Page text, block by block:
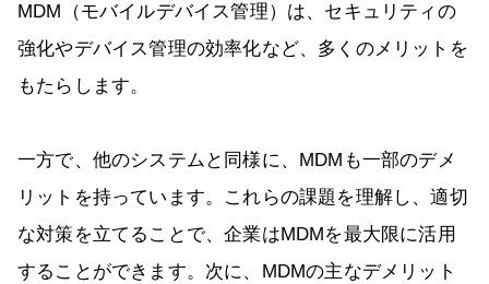
MDM（モバイルデバイス管理）は、セキュリティの
強化やデバイス管理の効率化など、多くのメリットを
もたらします。
一方で、他のシステムと同様に、MDMも一部のデメ
リットを持っています。これらの課題を理解し、適切
な対策を立てることで、企業はMDMを最大限に活用
することができます。次に、MDMの主なデメリット